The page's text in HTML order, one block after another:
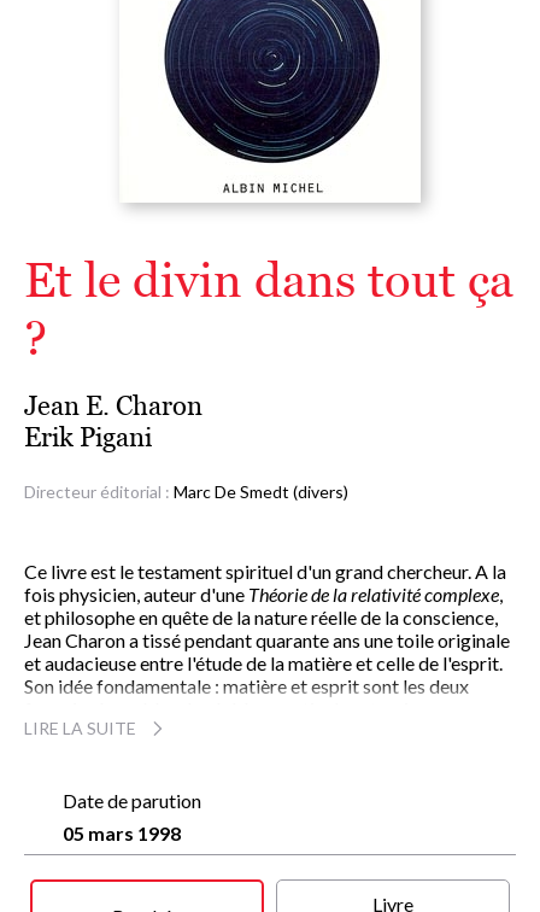
Et le divin dans tout ça
?
Jean E. Charon
Erik Pigani
Directeur éditorial : Marc De Smedt (divers)
Ce livre est le testament spirituel d'un grand chercheur. A la
fois physicien, auteur d'une Théorie de la relativité complexe,
et philosophe en quête de la nature réelle de la conscience,
Jean Charon a tissé pendant quarante ans une toile originale
et audacieuse entre l'étude de la matière et celle de l'esprit.
Son idée fondamentale : matière et esprit sont les deux
renfermeraient un espace-temps assimilable à l'esprit, bien
la dégradation et la mort alors que l'esprit obéirait au
contraire à la loi de néguentropie qui conduit à un
enrichissement continu des structures et de la conscience.
pointus ou de haute vulgarisation - dont, chez Albin Michel,
LIRE LA SUITE
Date de parution
05 mars 1998
Livre